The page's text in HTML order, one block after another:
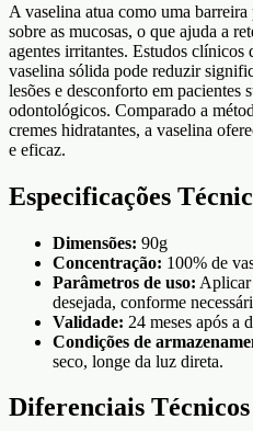
A vaselina atua como uma
sobre as mucosas, o que ajuda a
agentes irritantes. Estudos clínicos
vaselina sólida pode reduzir
lesões e desconforto em pacientes
odontológicos. Comparado a
cremes hidratantes, a vaselina
e eficaz.
Especificações
Dimensões: 90g
Concentração: 100% de
Parâmetros de uso: Aplicar
desejada, conforme
Validade: 24 meses após a
Condições de
seco, longe da luz direta.
Diferenciais